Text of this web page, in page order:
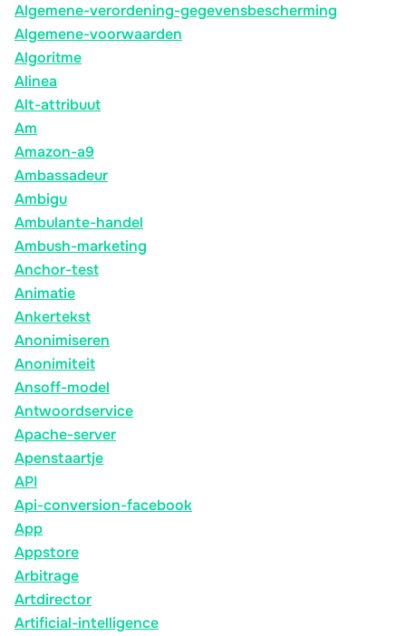
Algemene-verordening-gegevensbescherming
Algemene-voorwaarden
Algoritme
Alinea
Alt-attribuut
Am
Amazon-a9
Ambassadeur
Ambigu
Ambulante-handel
Ambush-marketing
Anchor-test
Animatie
Ankertekst
Anonimiseren
Anonimiteit
Ansoff-model
Antwoordservice
Apache-server
Apenstaartje
API
Api-conversion-facebook
App
Appstore
Arbitrage
Artdirector
Artificial-intelligence